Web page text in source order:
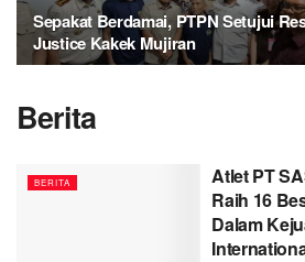
Sepakat Berdamai, PTPN Setujui
Justice Kakek Mujiran
Berita
BERITA
Atlet PT
Raih 16
Dalam